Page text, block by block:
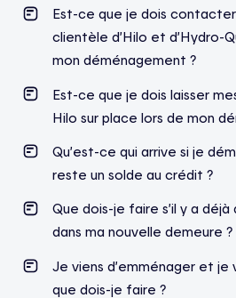
Est-ce que je dois
clientèle d’Hilo et d’Hydro-
mon déménagement ?
Est-ce que je dois laisser
Hilo sur place lors de mon
Qu’est-ce qui arrive si je
reste un solde au crédit ?
Que dois-je faire s’il y a déjà
dans ma nouvelle demeure ?
Je viens d’emménager et je
que dois-je faire ?